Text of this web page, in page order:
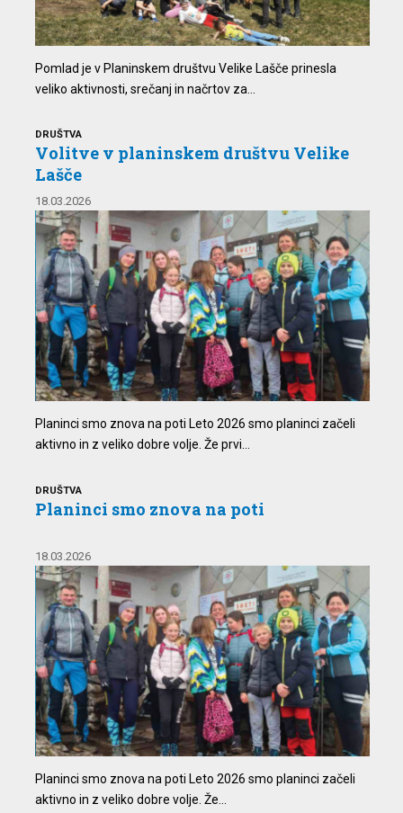
Pomlad je v Planinskem društvu Velike Lašče prinesla
veliko aktivnosti, srečanj in načrtov za...
DRUŠTVA
Volitve v planinskem društvu Velike
Lašče
18.03.2026
Planinci smo znova na poti Leto 2026 smo planinci začeli
aktivno in z veliko dobre volje. Že prvi...
DRUŠTVA
Planinci smo znova na poti
18.03.2026
Planinci smo znova na poti Leto 2026 smo planinci začeli
aktivno in z veliko dobre volje. Že...